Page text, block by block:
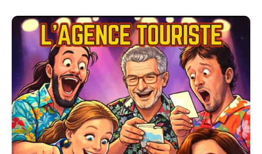
personnages, et parfois même… des règles du jeu.
Un spectacle unique, imprévisible, et surtout…
impossible à reproduire deux fois. Alors préparez-
vous à décoller !